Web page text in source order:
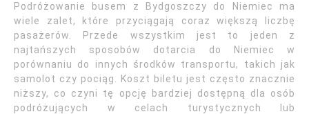
Podróżowanie busem z Bydgoszczy do Niemiec ma
wiele zalet, które przyciągają coraz większą liczbę
pasażerów. Przede wszystkim jest to jeden z
najtańszych sposobów dotarcia do Niemiec w
porównaniu do innych środków transportu, takich jak
samolot czy pociąg. Koszt biletu jest często znacznie
niższy, co czyni tę opcję bardziej dostępną dla osób
podróżujących w celach turystycznych lub